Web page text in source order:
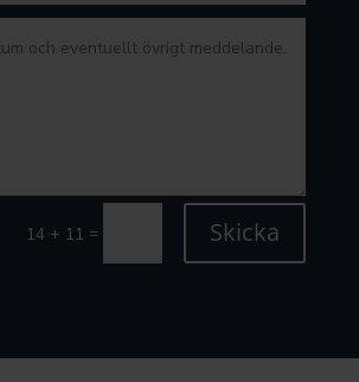
14 + 11 = Skicka